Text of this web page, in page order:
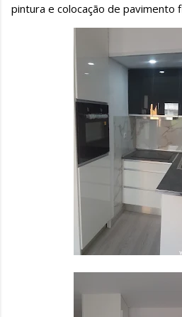
pintura e colocação de pavimento